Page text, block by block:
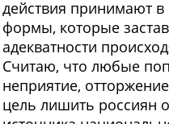
действия принимают
формы, которые
адекватности
Считаю, что любые
неприятие,
цель лишить россиян